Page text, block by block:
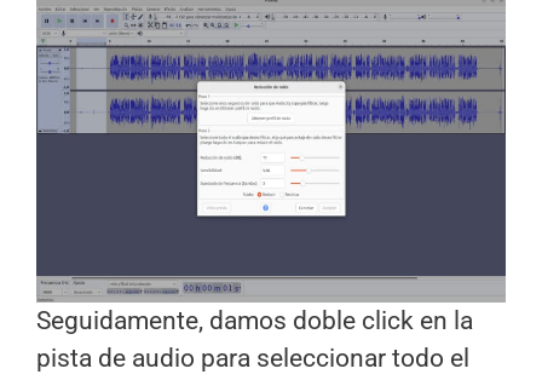
Seguidamente, damos doble click en la
pista de audio para seleccionar todo el